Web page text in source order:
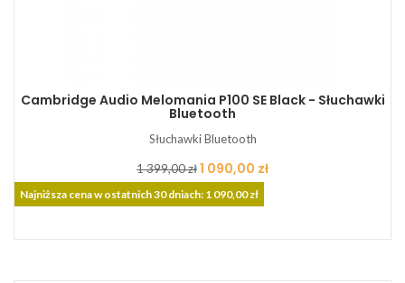
Cambridge Audio Melomania P100 SE Black - Słuchawki
Bluetooth
Słuchawki Bluetooth
Cena
podstawowa
1 399,00 złCena
1 090,00 zł
Najniższa cena w ostatnich 30 dniach: 1 090,00 zł